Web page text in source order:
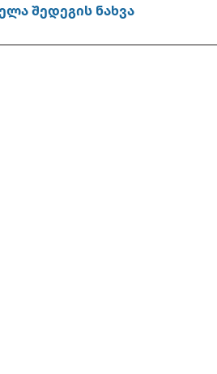
შედეგის ნახვა